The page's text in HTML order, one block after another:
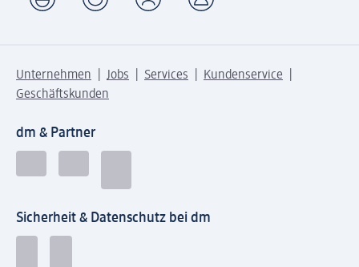
Unternehmen Jobs Services
Kundenservice
Geschäftskunden
dm & Partner
Sicherheit & Datenschutz bei dm